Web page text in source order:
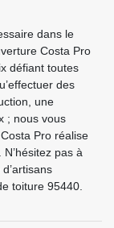
dans le
Costa Pro
défiant toutes
des
une
; nous vous
Pro réalise
pas à
toiture 95440.